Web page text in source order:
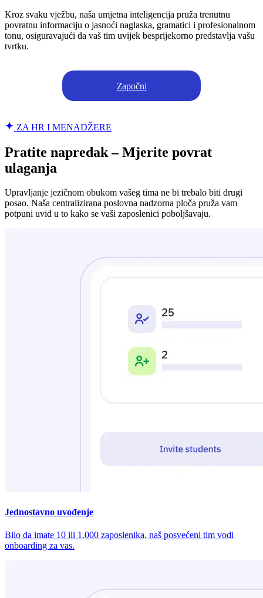
Kroz svaku vježbu, naša umjetna inteligencija pruža trenutnu
povratnu informaciju o jasnoći naglaska, gramatici i profesionalnom
tonu, osiguravajući da vaš tim uvijek besprijekorno predstavlja vašu
tvrtku.
Započni
ZA HR I MENADŽERE
Pratite napredak – Mjerite povrat
ulaganja
Upravljanje jezičnom obukom vašeg tima ne bi trebalo biti drugi
posao. Naša centralizirana poslovna nadzorna ploča pruža vam
potpuni uvid u to kako se vaši zaposlenici poboljšavaju.
Jednostavno uvođenje
Bilo da imate 10 ili 1.000 zaposlenika, naš posvećeni tim vodi
onboarding za vas.